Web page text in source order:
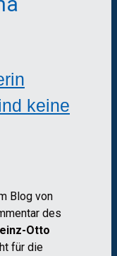
keine
Blog von
des
Otto
für die